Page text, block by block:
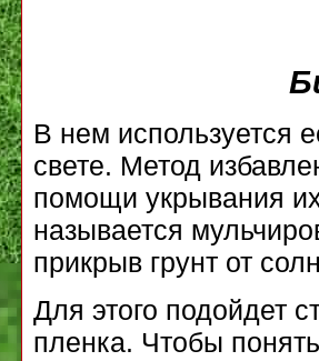
В нем используется
свете. Метод
помощи укрывания
называется
прикрыв грунт от
Для этого подойдет
пленка. Чтобы